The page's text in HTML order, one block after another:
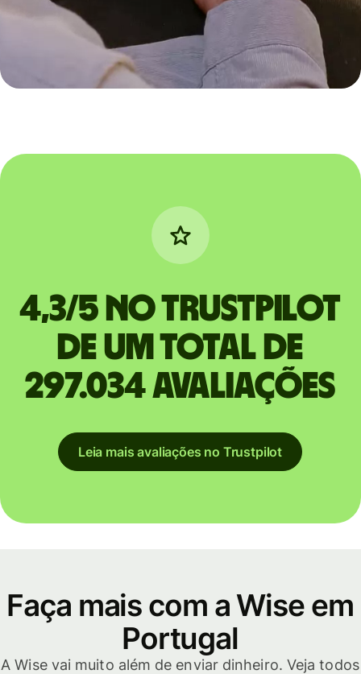
4,3/5 no Trustpilot
de um total de
297.034 avaliações
Leia mais avaliações no Trustpilot
Faça mais com a Wise em
Portugal
A Wise vai muito além de enviar dinheiro. Veja todos